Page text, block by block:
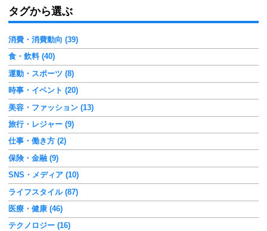
タグから選ぶ
消費・消費動向 (39)
食・飲料 (40)
運動・スポーツ (8)
時事・イベント (20)
美容・ファッション (13)
旅行・レジャー (9)
仕事・働き方 (2)
保険・金融 (9)
SNS・メディア (10)
ライフスタイル (87)
医療・健康 (46)
テクノロジー (16)